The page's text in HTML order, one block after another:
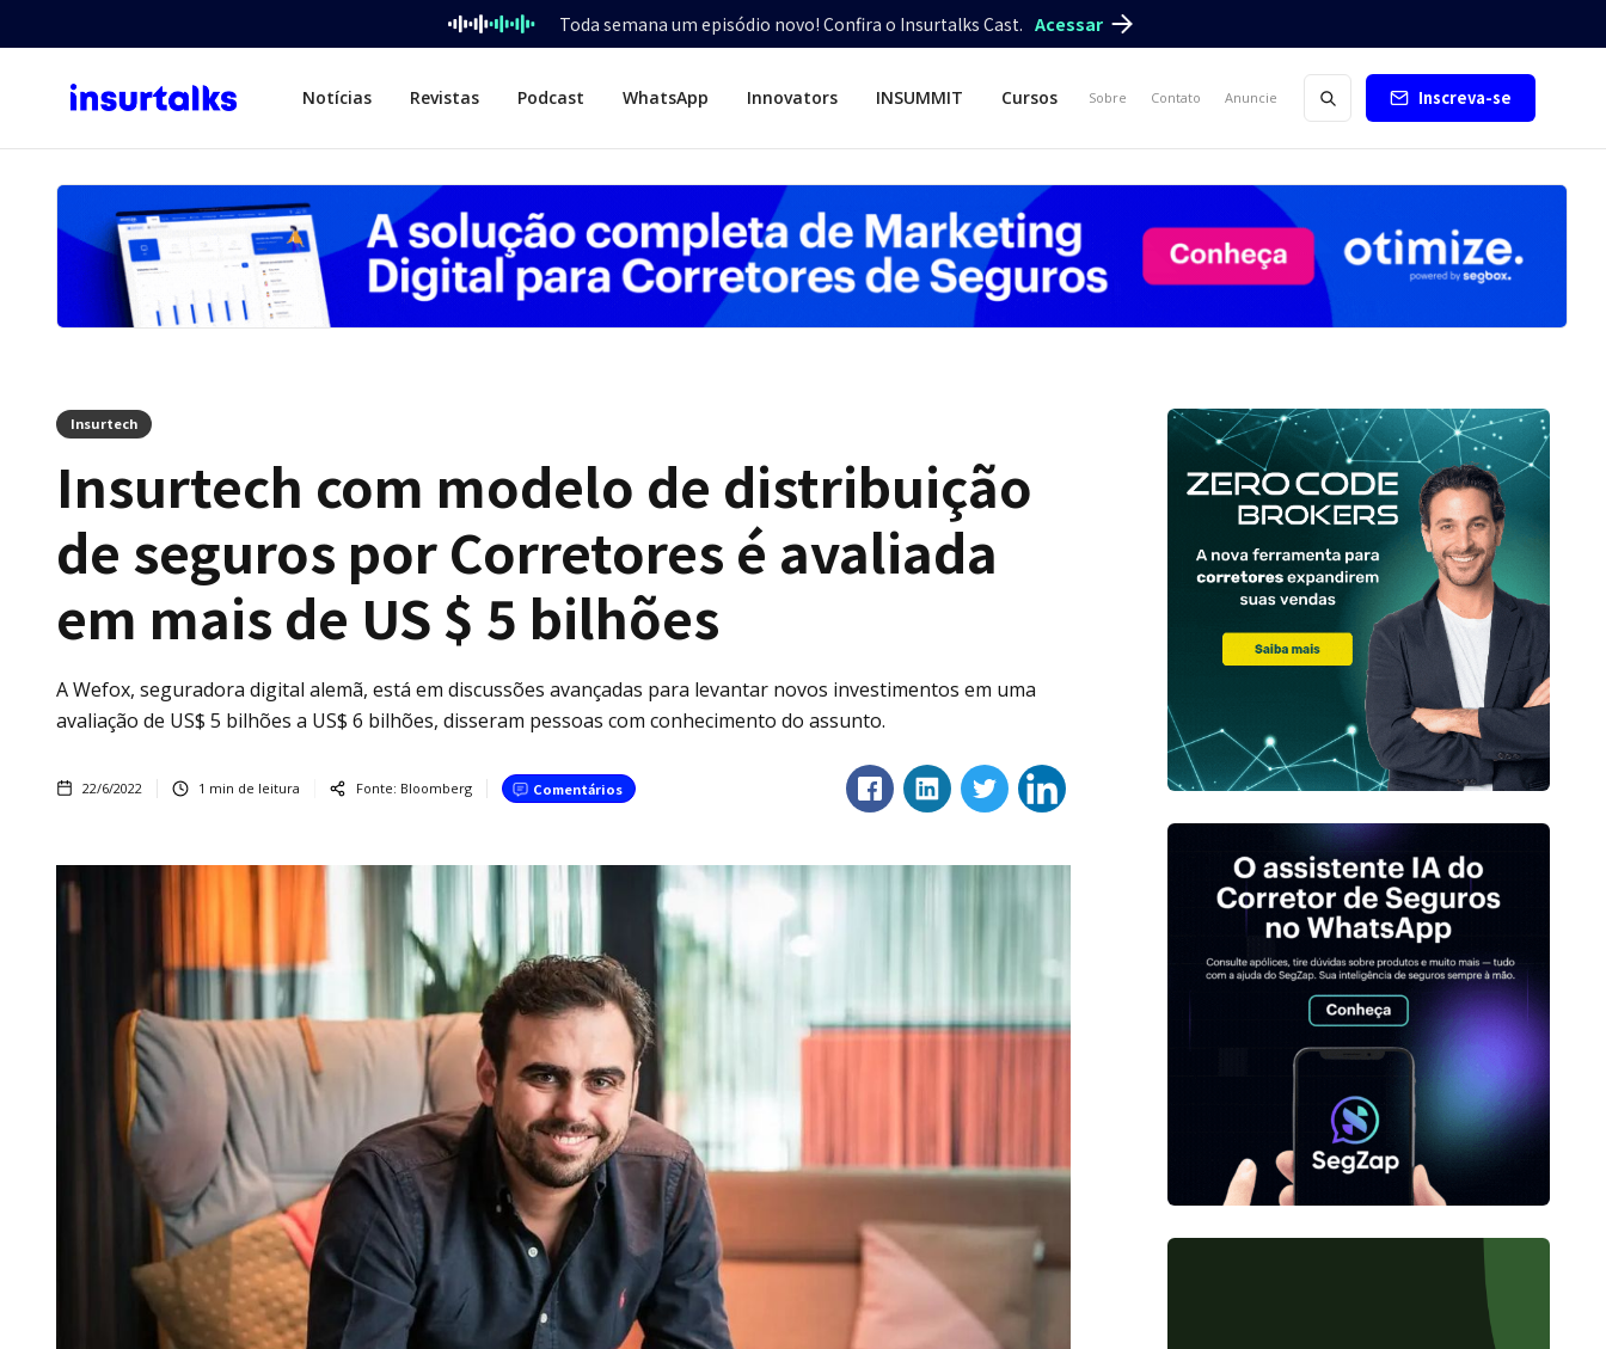
Toda semana um episódio novo! Confira o Insurtalks Cast. Acessar
Notícias Revistas Podcast WhatsApp Innovators INSUMMIT Cursos Sobre Contato Anuncie Inscreva-se
Insurtech
Insurtech com modelo de distribuição
de seguros por Corretores é avaliada
em mais de US $ 5 bilhões
A Wefox, seguradora digital alemã, está em discussões avançadas para levantar novos investimentos em uma
avaliação de US$ 5 bilhões a US$ 6 bilhões, disseram pessoas com conhecimento do assunto.
22/6/2022 1 min de leitura Fonte: Bloomberg Comentários